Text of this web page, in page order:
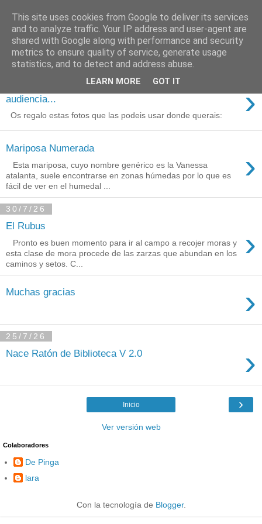
Está de pinga
3/8/26
Agradecimientos a Ares por su
audiencia...
›
Os regalo estas fotos que las podeis usar donde querais:
Mariposa Numerada ›
Esta mariposa, cuyo nombre genérico es la Vanessa
atalanta, suele encontrarse en zonas húmedas por lo que es
fácil de ver en el humedal ...
30/7/26
El Rubus ›
Pronto es buen momento para ir al campo a recojer moras y
esta clase de mora procede de las zarzas que abundan en los
caminos y setos. C...
Muchas gracias ›
25/7/26
Nace Ratón de Biblioteca V 2.0 ›
›
Inicio
Ver versión web
Colaboradores
De Pinga
lara
Con la tecnología de Blogger.
This site uses cookies from Google to deliver its services
and to analyze traffic. Your IP address and user-agent are
shared with Google along with performance and security
metrics to ensure quality of service, generate usage
statistics, and to detect and address abuse.
LEARN MORE GOT IT